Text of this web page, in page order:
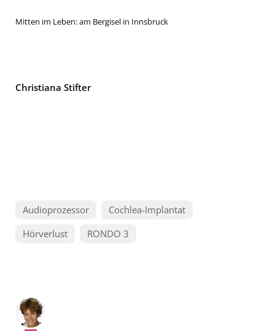
Mitten im Leben: am Bergisel in Innsbruck
Christiana Stifter
Audioprozessor
Cochlea-Implantat
Hörverlust
RONDO 3